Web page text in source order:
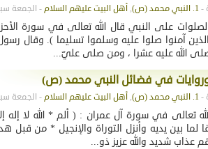
-1. النبي محمد (ص) , أهل البيت عليهم السلام- الجمعة سبتمبر
على النبي قال الله تعالى في سورة
آمنوا صلوا عليه وسلموا تسليما ). وقال
الله عليه عشرا ، ومن صلى عليّ...
وروايات في فضائل النبي محمد (ص)
-1. النبي محمد (ص) , أهل البيت عليهم السلام- الجمعة سبتمبر
تعالى في سورة آل عمران : ( ألم * الله لا إله
لما بين يديه وأنزل التوراة والإنجيل * من قبل
عذاب شديد والله عزيز ذو...